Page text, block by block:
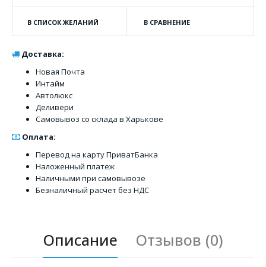
В СПИСОК ЖЕЛАНИЙ В СРАВНЕНИЕ
Доставка:
Новая Почта
Интайм
Автолюкс
Деливери
Самовывоз со склада в Харькове
Оплата:
Перевод на карту ПриватБанка
Наложенный платеж
Наличными при самовывозе
Безналичный расчет без НДС
Описание Отзывов (0)